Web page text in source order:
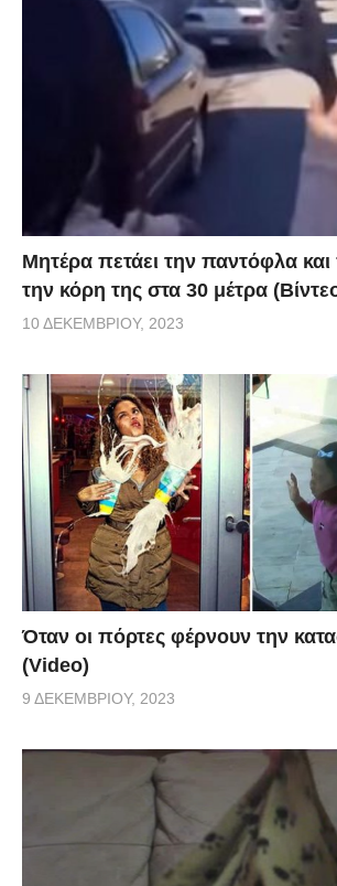
Μητέρα πετάει την παντόφλα και
την κόρη της στα 30 μέτρα
10 ΔΕΚΕΜΒΡΊΟΥ, 2023
Όταν οι πόρτες φέρνουν την
(Video)
9 ΔΕΚΕΜΒΡΊΟΥ, 2023